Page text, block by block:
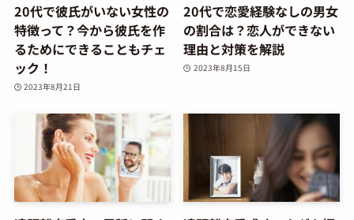
20代で彼氏がいない女性の
特徴って？今から彼氏を作
るためにできることもチェ
ック！
2023年8月21日
20代で恋愛経験なしの男女
の割合は？恋人ができない
理由と対策を解説
2023年8月15日